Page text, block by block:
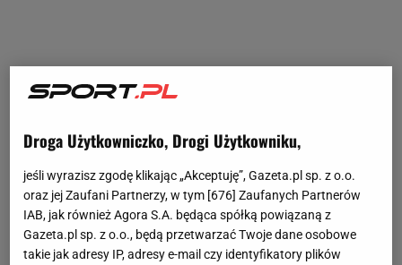
Droga Użytkowniczko, Drogi Użytkowniku,
jeśli wyrazisz zgodę klikając „Akceptuję”, Gazeta.pl sp. z o.o.
oraz jej Zaufani Partnerzy, w tym [676] Zaufanych Partnerów
IAB, jak również Agora S.A. będąca spółką powiązaną z
Gazeta.pl sp. z o.o., będą przetwarzać Twoje dane osobowe
takie jak adresy IP, adresy e-mail czy identyfikatory plików